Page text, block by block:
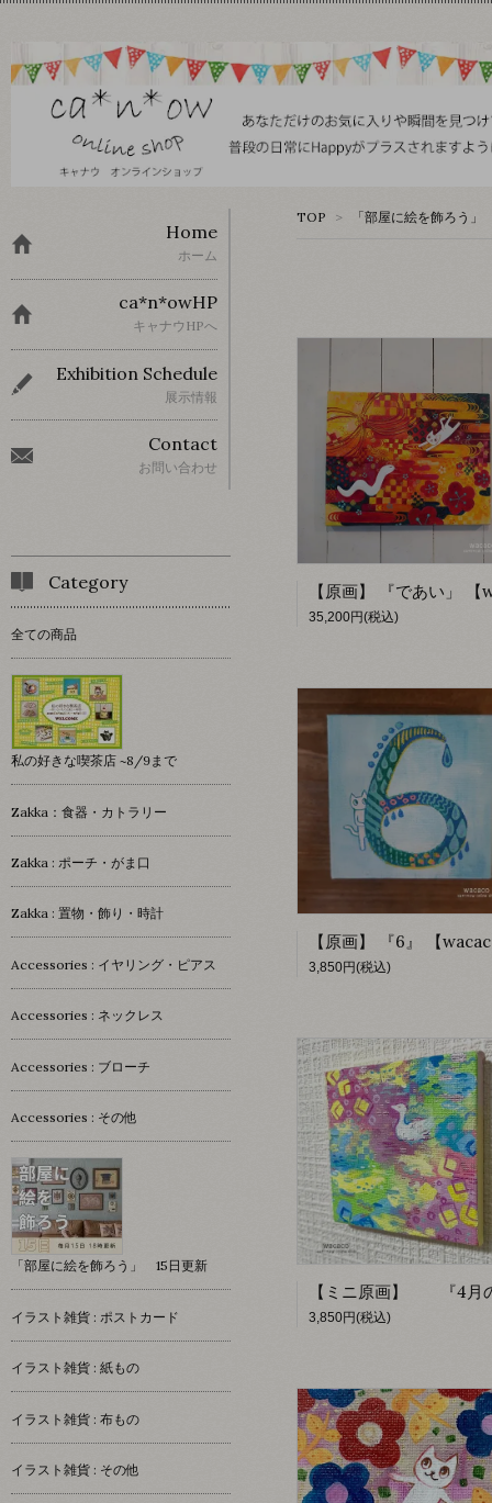
TOP > 「部屋に絵を飾ろう
35,200円(税込)
3,850円(税込)
3,850円(税込)
Home
ホーム
ca*n*owHP
キャナウHPへ
Exhibition Schedule
展示情報
Contact
お問い合わせ
Category
全ての商品
私の好きな喫茶店 ~8/9まで
Zakka：食器・カトラリー
Zakka : ポーチ・がま口
Zakka : 置物・飾り・時計
Accessories : イヤリング・ピアス
Accessories : ネックレス
Accessories : ブローチ
Accessories : その他
「部屋に絵を飾ろう」 15日更新
イラスト雑貨 : ポストカード
イラスト雑貨 : 紙もの
イラスト雑貨 : 布もの
イラスト雑貨 : その他